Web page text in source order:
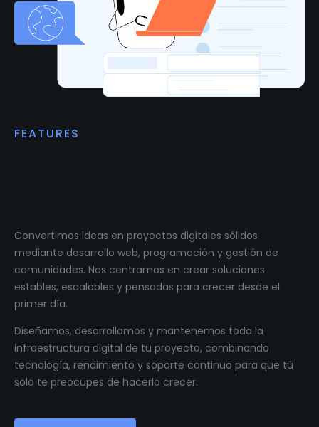
FEATURES
Convertimos ideas en proyectos digitales sólidos
mediante desarrollo web, programación y gestión de
comunidades. Nos centramos en crear soluciones
estables, escalables y pensadas para crecer desde el
primer día.
Diseñamos, desarrollamos y mantenemos toda la
infraestructura digital de tu proyecto, combinando
tecnología, rendimiento y soporte continuo para que tú
solo te preocupes de hacerlo crecer.